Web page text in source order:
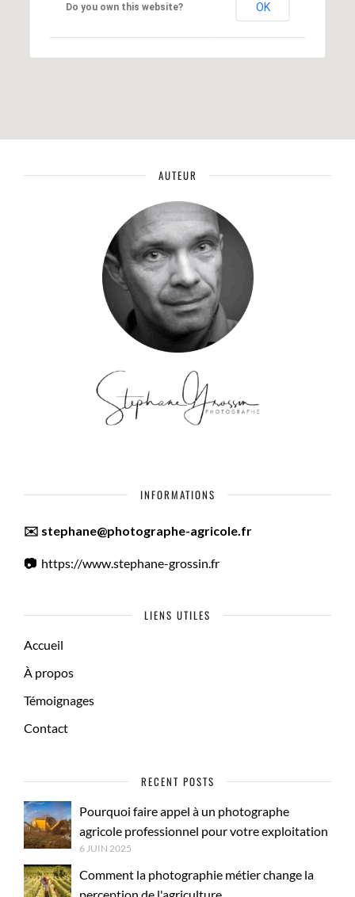
Do you own this website? OK
AUTEUR
INFORMATIONS
✉️ stephane@photographe-agricole.fr
📷 https://www.stephane-grossin.fr
LIENS UTILES
Accueil
À propos
Témoignages
Contact
RECENT POSTS
Pourquoi faire appel à un photographe
agricole professionnel pour votre exploitation
6 JUIN 2025
Comment la photographie métier change la